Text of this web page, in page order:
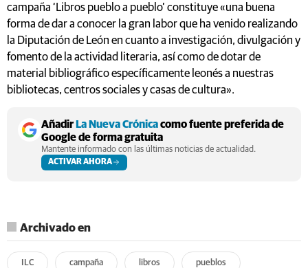
campaña ‘Libros pueblo a pueblo’ constituye «una buena
forma de dar a conocer la gran labor que ha venido realizando
la Diputación de León en cuanto a investigación, divulgación y
fomento de la actividad literaria, así como de dotar de
material bibliográfico específicamente leonés a nuestras
bibliotecas, centros sociales y casas de cultura».
AñadirLa Nueva Crónicacomo fuente preferida de
Google de forma gratuita
Mantente informado con las últimas noticias de actualidad.
ACTIVAR AHORA
Archivado en
ILC campaña libros pueblos